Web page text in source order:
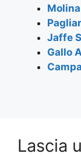
Jaffe
Gallo
Lascia